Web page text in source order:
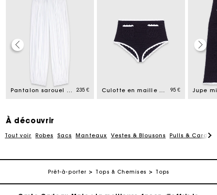
Pantalon sarouel en coton 235 € Culotte en maille avec crochet 95 €
À découvrir
Tout voir Robes Sacs Manteaux Vestes & Blousons Pulls &
Prêt-à-porter Tops & Chemises Tops
Carte Cadeau Maje : la meilleure façon d'offrir le
Livraison à domicile offerte sous 2 jours ouvrés
Paiement en plusieurs fois sans frais
Suivi de commande